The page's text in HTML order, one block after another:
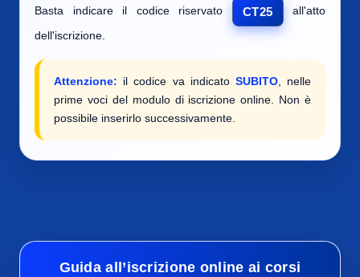
Basta indicare il codice riservato
CT25
all'atto
dell'iscrizione.
Attenzione: il codice va indicato SUBITO, nelle
prime voci del modulo di iscrizione online. Non è
possibile inserirlo successivamente.
Guida all’iscrizione online ai corsi